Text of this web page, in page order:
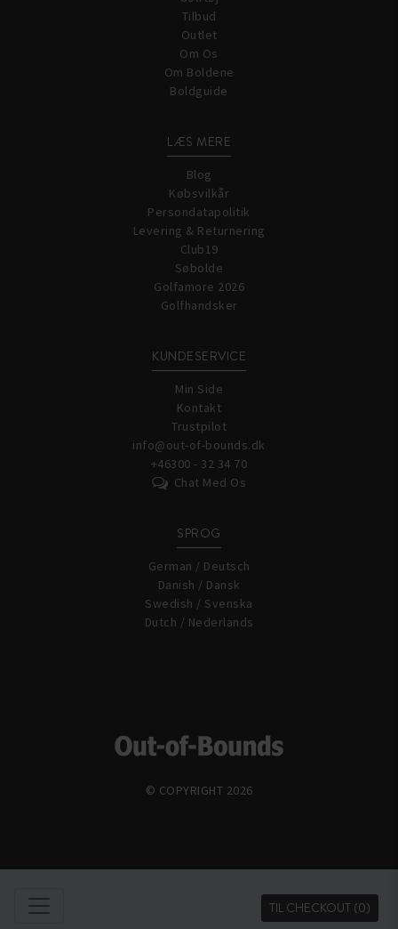
TIL CHECKOUT (0)
Tilbud
Outlet
Om Os
Om Boldene
Boldguide
LÆS MERE
Blog
Købsvilkår
Persondatapolitik
Levering & Returnering
Club19
Søbolde
Golfamore 2026
Golfhandsker
KUNDESERVICE
Min Side
Kontakt
Trustpilot
info@out-of-bounds.dk
+46300 - 32 34 70
Chat Med Os
SPROG
German / Deutsch
Danish / Dansk
Swedish / Svenska
Dutch / Nederlands
© COPYRIGHT 2026